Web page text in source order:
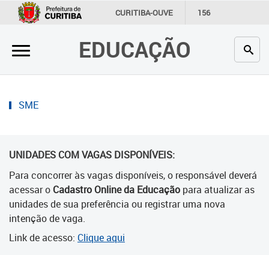
CURITIBA-OUVE 156
INFORMAÇÃO SECRETARIAS
EDUCAÇÃO
×
Inicial
Secretaria
Profissionais da educação
Comunidade
Links
úteis
SME
UNIDADES COM VAGAS DISPONÍVEIS:
Para concorrer às vagas disponíveis, o responsável deverá
acessar o Cadastro Online da Educação para atualizar as
unidades de sua preferência ou registrar uma nova
intenção de vaga.
Link de acesso: Clique aqui